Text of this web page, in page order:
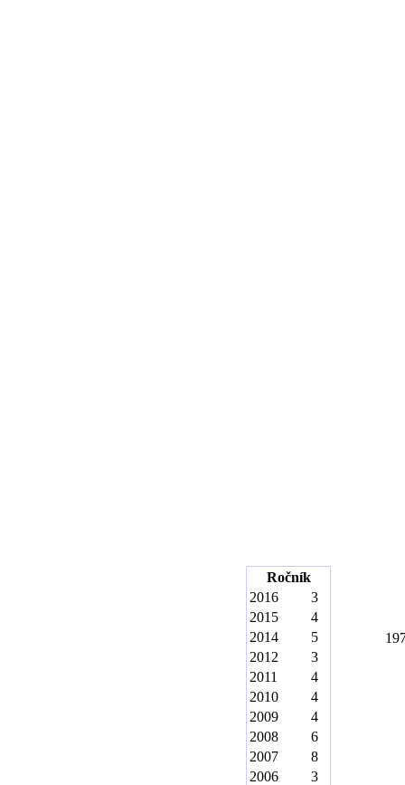
Ročník
2016
3
2015
4
2014
5
2012
3
2011
4
2010
4
2009
4
2008
6
2007
8
2006
3